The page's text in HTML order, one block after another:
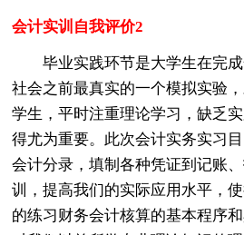
会计实训自我评价2
毕业实践环节是大学生在完成
社会之前最真实的一个模拟实验
学生，平时注重理论学习，缺乏
得尤为重要。此次会计实务实习
会计分录，填制各种凭证到记账
训，提高我们的实际应用水平，
的练习财务会计核算的基本程序